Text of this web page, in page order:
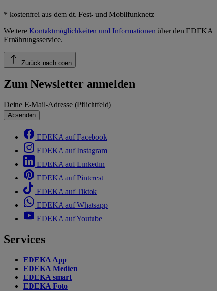
* kostenfrei aus dem dt. Fest- und Mobilfunknetz
Weitere Kontaktmöglichkeiten und Informationen über den EDEKA
Ernährungsservice.
Zurück nach oben
Zum Newsletter anmelden
Deine E-Mail-Adresse (Pflichtfeld)
Absenden
EDEKA auf Facebook
EDEKA auf Instagram
EDEKA auf Linkedin
EDEKA auf Pinterest
EDEKA auf Tiktok
EDEKA auf Whatsapp
EDEKA auf Youtube
Services
EDEKA App
EDEKA Medien
EDEKA smart
EDEKA Foto